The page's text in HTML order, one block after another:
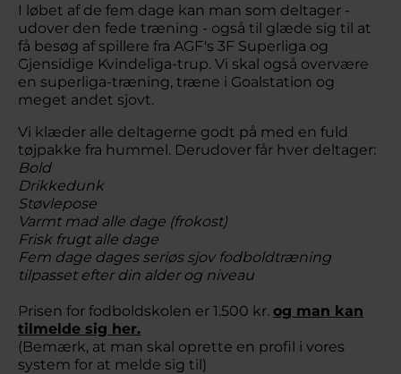
I løbet af de fem dage kan man som deltager -
udover den fede træning - også til glæde sig til at
få besøg af spillere fra AGF's 3F Superliga og
Gjensidige Kvindeliga-trup. Vi skal også overvære
en superliga-træning, træne i Goalstation og
meget andet sjovt.
Vi klæder alle deltagerne godt på med en fuld
tøjpakke fra hummel. Derudover får hver deltager:
Bold
Drikkedunk
Støvlepose
Varmt mad alle dage (frokost)
Frisk frugt alle dage
Fem dage dages seriøs sjov fodboldtræning
tilpasset efter din alder og niveau
Prisen for fodboldskolen er 1.500 kr. og man kan
tilmelde sig her.
(Bemærk, at man skal oprette en profil i vores
system for at melde sig til)